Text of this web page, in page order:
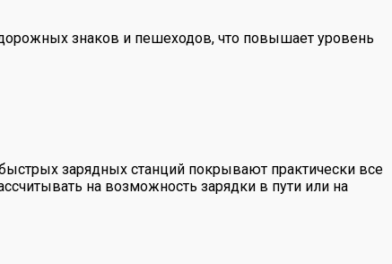
знаков и пешеходов, что повышает уровень
зарядных станций покрывают практически все
на возможность зарядки в пути или на